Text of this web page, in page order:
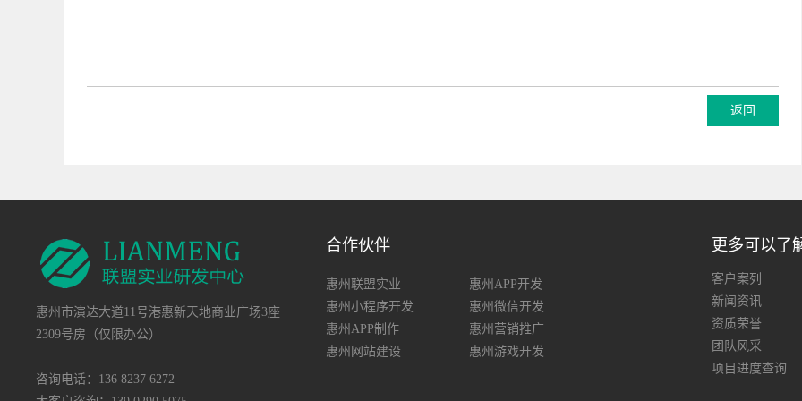
惠州市演达大道11号港惠新天地商业广场3座
2309号房（仅限办公）
咨询电话：136 8237 6272
合作伙伴
惠州联盟实业
惠州APP开发
惠州小程序开发
惠州微信开发
惠州APP制作
惠州营销推广
惠州网站建设
惠州游戏开发
更多可以了
客户案列
新闻资讯
资质荣誉
团队风采
项目进度查询